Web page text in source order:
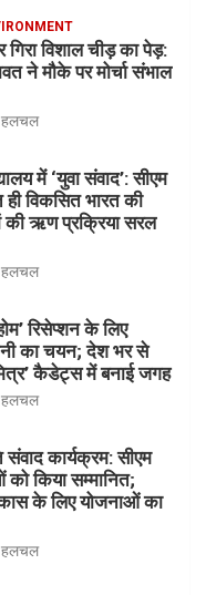
गिरा विशाल चीड़ का पेड़:
ने मौके पर मोर्चा संभाल
हलचल
में ‘युवा संवाद’: सीएम
ही विकसित भारत की
ऋण प्रक्रिया सरल
हलचल
रिसेप्शन के लिए
का चयन; देश भर से
कैडेट्स में बनाई जगह
हलचल
कार्यक्रम: सीएम
को किया सम्मानित;
के लिए योजनाओं का
हलचल